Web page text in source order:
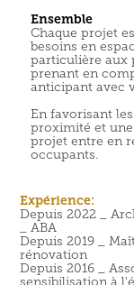
Ensemble
Chaque projet
besoins en
particulière aux
prenant en
anticipant avec
En favorisant
proximité et
projet entre en
occupants.
Expérience:
Depuis 2022 _
_ ABA
Depuis 2019 _
rénovation
Depuis 2016 _
sensibilisation à